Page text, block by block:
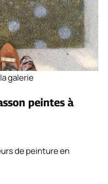
galerie
peintes à
de peinture en